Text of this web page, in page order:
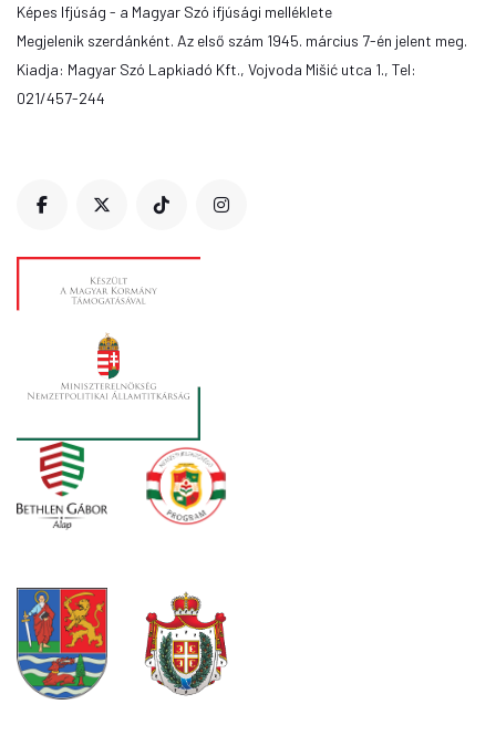
Képes Ifjúság - a Magyar Szó ifjúsági melléklete
Megjelenik szerdánként. Az első szám 1945. március 7-én jelent meg.
Kiadja: Magyar Szó Lapkiadó Kft., Vojvoda Mišić utca 1., Tel:
021/457-244